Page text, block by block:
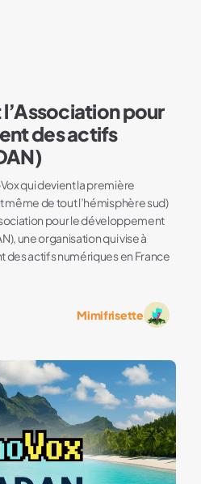
pour
des actifs
qui devient la première
de tout l’hémisphère sud)
pour le développement
une organisation qui vise à
actifs numériques en France
Mimifrisette